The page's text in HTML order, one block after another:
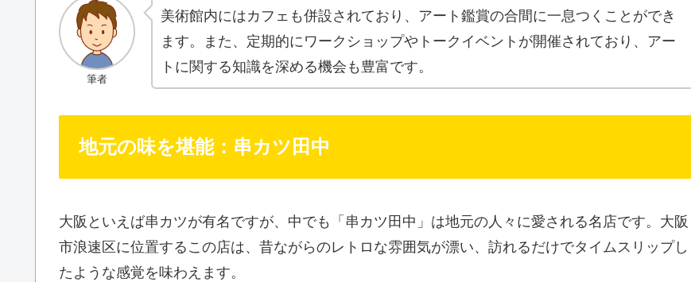
筆者
美術館内にはカフェも併設されており、アート鑑賞の合間に一息つくことができ
ます。また、定期的にワークショップやトークイベントが開催されており、アー
トに関する知識を深める機会も豊富です。
地元の味を堪能：串カツ田中
大阪といえば串カツが有名ですが、中でも「串カツ田中」は地元の人々に愛される名店です。大阪
市浪速区に位置するこの店は、昔ながらのレトロな雰囲気が漂い、訪れるだけでタイムスリップし
たような感覚を味わえます。